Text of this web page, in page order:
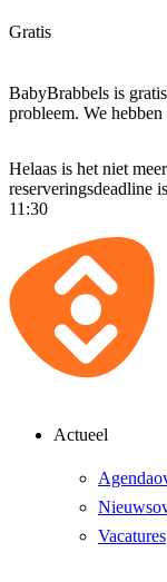
Gratis
BabyBrabbels is
probleem. We
Helaas is het niet
reserveringsdeadline
11:30
Actueel
Vacatures